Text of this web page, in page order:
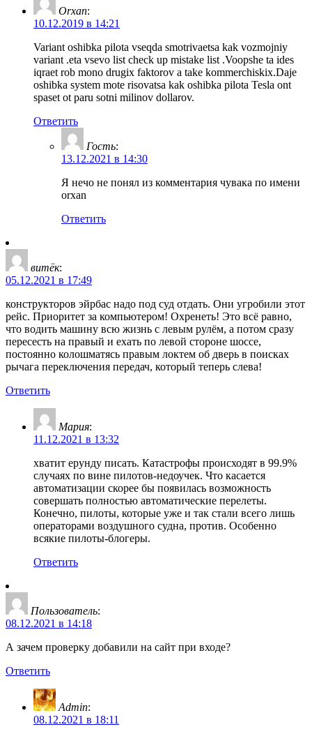
Orxan:
10.12.2019 в 14:21
Variant oshibka pilota vseqda smotrivaetsa kak vozmojniy
variant .eta vsevo list check up mistake list .Voopshe ta ides
iqraet rob mono drugix faktorov a take kommerchiskix.Daje
oshibka system mote risovatsa kak oshibka pilota Tesla ont
spaset ot paru sotni milinov dollarov.
Ответить
Гость:
13.12.2021 в 14:30
Я нечо не понял из комментария чувака по имени
orxan
Ответить
витёк:
05.12.2021 в 17:49
конструкторов эйрбас надо под суд отдать. Они угробили этот
рейс. Приоритет за компьютером! Охренеть! Это всё равно,
что водить машину всю жизнь с левым рулём, а потом сразу
пересесть на правый и ехать по левой стороне шоссе,
постоянно колошматясь правым локтем об дверь в поисках
рычага переключения передач, который теперь слева!
Ответить
Мария:
11.12.2021 в 13:32
хватит ерунду писать. Катастрофы происходят в 99.9%
случаях по вине пилотов-недоучек. Что касается
автоматизации скорее бы появилась возможность
совершать полностью автоматические перелеты.
Конечно, пилоты, которые уже и так стали всего лишь
операторами воздушного судна, против. Особенно
всякие пилоты-блогеры.
Ответить
Пользователь:
08.12.2021 в 14:18
А зачем проверку добавили на сайт при входе?
Ответить
Admin:
08.12.2021 в 18:11